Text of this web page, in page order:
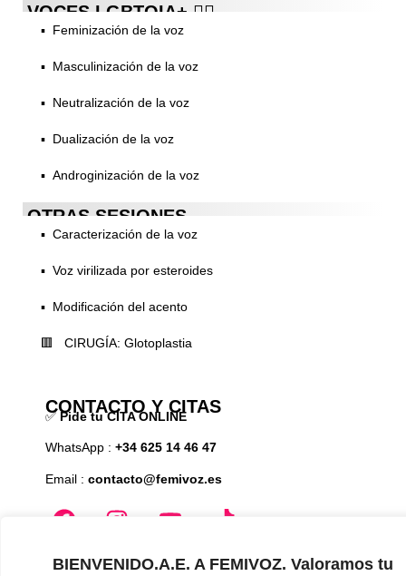
BIENVENIDO.A.E. A FEMIVOZ. Valoramos tu
VOCES LGBTQIA+ 🏳️‍🌈
▪️ Feminización de la voz
▪️ Masculinización de la voz
▪️ Neutralización de la voz
▪️ Dualización de la voz
▪️ Androginización de la voz
OTRAS SESIONES
▪️ Caracterización de la voz
▪️ Voz virilizada por esteroides
▪️ Modificación del acento
🟥 CIRUGÍA: Glotoplastia
CONTACTO Y CITAS
✅Pide tu CITA ONLINE
WhatsApp : +34 625 14 46 47
Email : contacto@femivoz.es